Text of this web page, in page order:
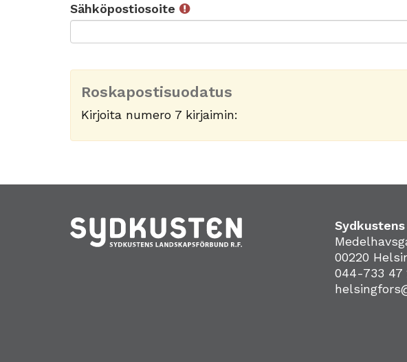
Sähköpostiosoite
Roskapostisuodatus
Kirjoita numero 7 kirjaimin:
00220
044-733 47